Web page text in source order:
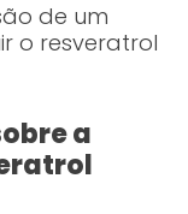
de um
o resveratrol
a